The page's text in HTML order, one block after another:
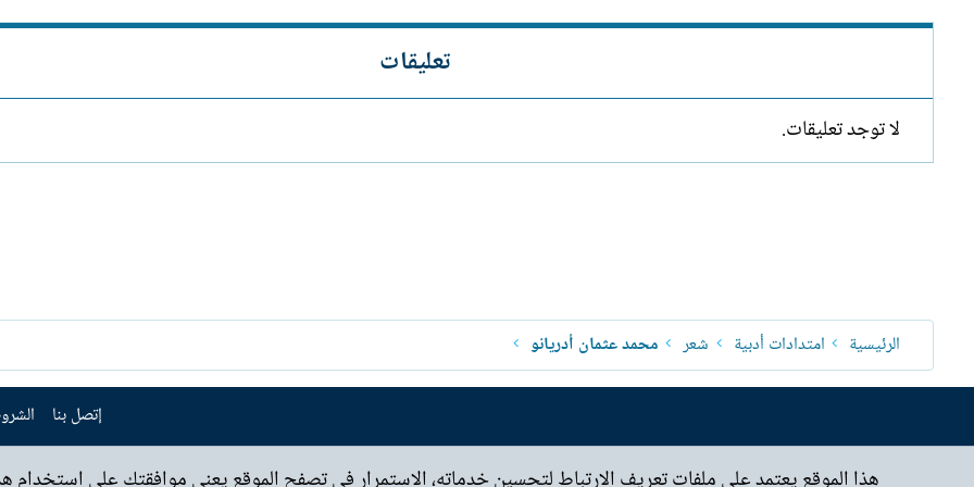
تعليقات
لا توجد تعليقات.
الرئيسية امتدادات أدبية شعر محمد عثمان أدريانو
إتصل بنا